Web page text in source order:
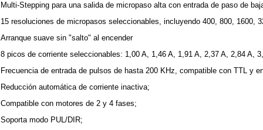
Multi-Stepping para una salida de micropaso alta con entrada de paso de
15 resoluciones de micropasos seleccionables, incluyendo 400, 800, 1600,
Arranque suave sin "salto" al encender
8 picos de corriente seleccionables: 1,00 A, 1,46 A, 1,91 A, 2,37 A, 2,84 A,
Frecuencia de entrada de pulsos de hasta 200 KHz, compatible con TTL y
Reducción automática de corriente inactiva;
Compatible con motores de 2 y 4 fases;
Soporta modo PUL/DIR;